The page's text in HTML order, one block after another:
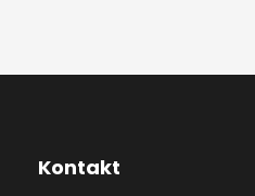
Kontakt